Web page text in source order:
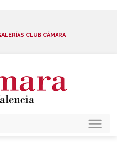
CLUB CÁMARA